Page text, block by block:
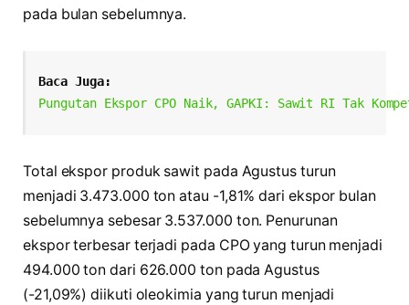
pada bulan sebelumnya.
Baca Juga:
Pungutan Ekspor CPO Naik, GAPKI: Sawit RI Tak
Total ekspor produk sawit pada Agustus turun
menjadi 3.473.000 ton atau -1,81% dari ekspor bulan
sebelumnya sebesar 3.537.000 ton. Penurunan
ekspor terbesar terjadi pada CPO yang turun menjadi
494.000 ton dari 626.000 ton pada Agustus
(-21,09%) diikuti oleokimia yang turun menjadi